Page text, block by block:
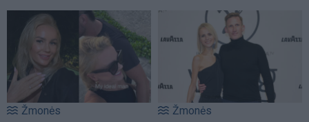
Žmonės Žmonės